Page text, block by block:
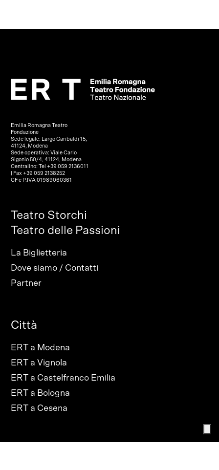
Emilia Romagna Teatro
Fondazione
Sede legale: Largo Garibaldi 15,
41124, Modena
Sede operativa: Viale Carlo
Sigonio 50/4, 41124, Modena
Centralino: Tel +39 059 2136011
| Fax +39 059 2138252
CF e P.IVA 01989060361
Teatro Storchi
Teatro delle Passioni
La Biglietteria
Dove siamo / Contatti
Partner
Città
ERT a Modena
ERT a Vignola
ERT a Castelfranco Emilia
ERT a Bologna
ERT a Cesena